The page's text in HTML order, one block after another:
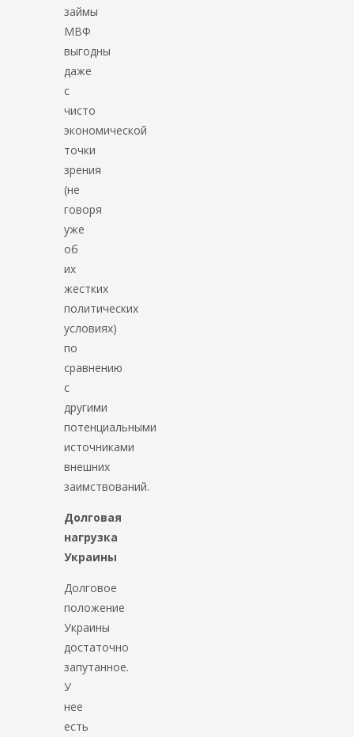
займы
МВФ
выгодны
даже
с
чисто
экономической
точки
зрения
(не
говоря
уже
об
их
жестких
политических
условиях)
по
сравнению
с
другими
потенциальными
источниками
внешних
заимствований.
Долговая
нагрузка
Украины
Долговое
положение
Украины
достаточно
запутанное.
У
нее
есть